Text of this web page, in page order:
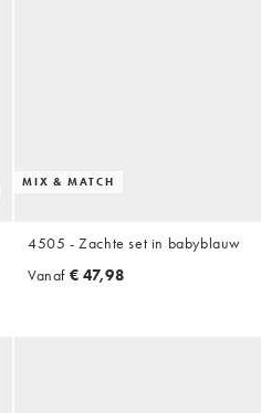
MIX & MATCH
4505 - Zachte set in babyblauw
Vanaf € 47,98